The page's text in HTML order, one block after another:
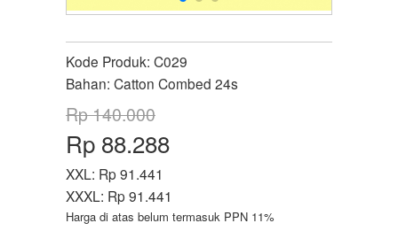
Kode Produk: C029
Bahan: Catton Combed 24s
Rp 140.000
Rp 88.288
XXL: Rp 91.441
XXXL: Rp 91.441
Harga di atas belum termasuk PPN 11%